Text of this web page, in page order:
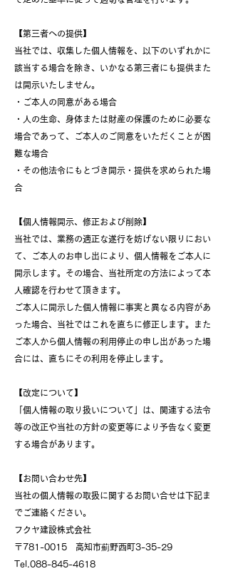
【第三者への提供】
当社では、収集した個人情報を、以下のいずれかに
該当する場合を除き、いかなる第三者にも提供また
は開示いたしません。
・ご本人の同意がある場合
・人の生命、身体または財産の保護のために必要な
場合であって、ご本人のご同意をいただくことが困
難な場合
・その他法令にもとづき開示・提供を求められた場
合
【個人情報開示、修正および削除】
当社では、業務の適正な遂行を妨げない限りにおい
て、ご本人のお申し出により、個人情報をご本人に
開示します。その場合、当社所定の方法によって本
人確認を行わせて頂きます。
ご本人に開示した個人情報に事実と異なる内容があ
った場合、当社ではこれを直ちに修正します。また
ご本人から個人情報の利用停止の申し出があった場
合には、直ちにその利用を停止します。
【改定について】
「個人情報の取り扱いについて」は、関連する法令
等の改正や当社の方針の変更等により予告なく変更
する場合があります。
【お問い合わせ先】
当社の個人情報の取扱に関するお問い合せは下記ま
でご連絡ください。
フクヤ建設株式会社
〒781-0015 高知市薊野西町3-35-29
Tel.088-845-4618